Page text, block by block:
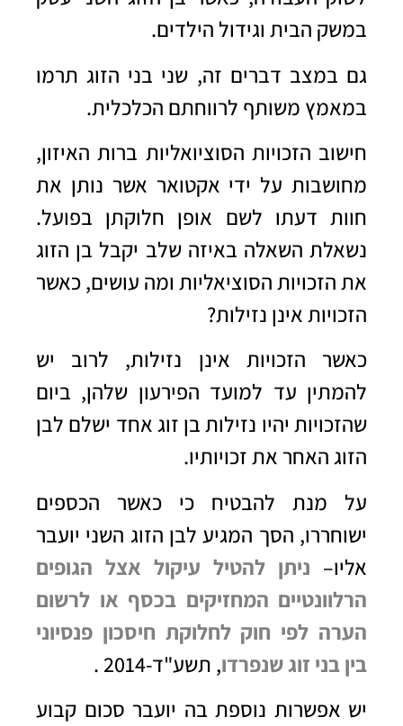
במשק הבית וגידול הילדים.
גם במצב דברים זה, שני בני הזוג תרמו
במאמץ משותף לרווחתם הכלכלית.
חישוב הזכויות הסוציואליות ברות האיזון,
מחושבות על ידי אקטואר אשר נותן את
חוות דעתו לשם אופן חלוקתן בפועל.
נשאלת השאלה באיזה שלב יקבל בן הזוג
את הזכויות הסוציאליות ומה עושים, כאשר
הזכויות אינן נזילות?
כאשר הזכויות אינן נזילות, לרוב יש
להמתין עד למועד הפירעון שלהן, ביום
שהזכויות יהיו נזילות בן זוג אחד ישלם לבן
הזוג האחר את זכויותיו.
על מנת להבטיח כי כאשר הכספים
ישוחררו, הסך המגיע לבן הזוג השני יועבר
אליו– ניתן להטיל עיקול אצל הגופים
הרלוונטיים המחזיקים בכסף או לרשום
הערה לפי חוק לחלוקת חיסכון פנסיוני
בין בני זוג שנפרדו, תשע"ד-2014 .
יש אפשרות נוספת בה יועבר סכום קבוע